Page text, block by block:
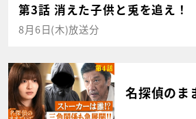
第3話 消えた子供と兎を追え！
8月6日(木)放送分
名探偵のま